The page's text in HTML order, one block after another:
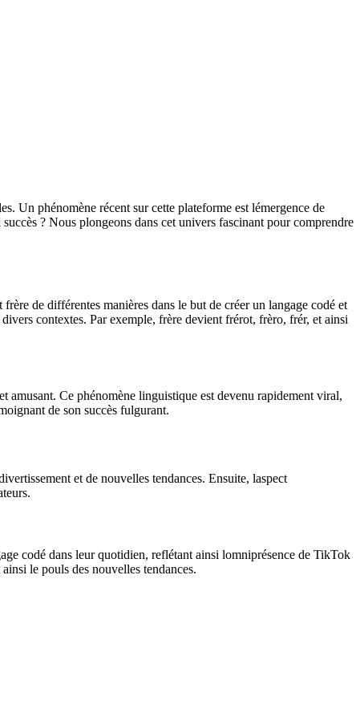
Un phénomène récent sur cette plateforme est lémergence de
? Nous plongeons dans cet univers fascinant pour comprendre
de différentes manières dans le but de créer un langage codé et
contextes. Par exemple, frère devient frérot, frèro, frér, et ainsi
amusant. Ce phénomène linguistique est devenu rapidement viral,
de son succès fulgurant.
et de nouvelles tendances. Ensuite, laspect
codé dans leur quotidien, reflétant ainsi lomniprésence de TikTok
le pouls des nouvelles tendances.